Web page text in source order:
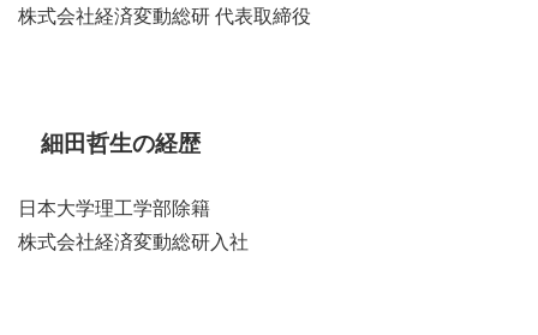
株式会社経済変動総研 代表取締役
細田哲生の経歴
日本大学理工学部除籍
株式会社経済変動総研入社